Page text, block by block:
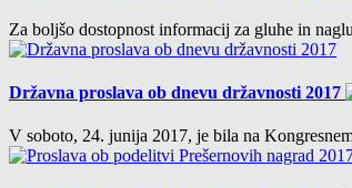
Za boljšo dostopnost informacij za gluhe in
Državna proslava ob dnevu državnosti 2017
V soboto, 24. junija 2017, je bila na